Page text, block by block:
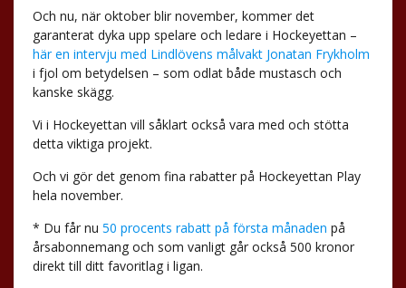
Och nu, när oktober blir november, kommer det
garanterat dyka upp spelare och ledare i Hockeyettan –
här en intervju med Lindlövens målvakt Jonatan Frykholm
i fjol om betydelsen – som odlat både mustasch och
kanske skägg.
Vi i Hockeyettan vill såklart också vara med och stötta
detta viktiga projekt.
Och vi gör det genom fina rabatter på Hockeyettan Play
hela november.
* Du får nu 50 procents rabatt på första månaden på
årsabonnemang och som vanligt går också 500 kronor
direkt till ditt favoritlag i ligan.